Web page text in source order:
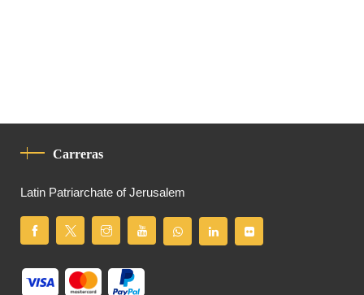
Carreras
Latin Patriarchate of Jerusalem